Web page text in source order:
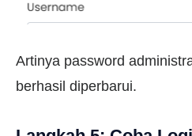
Artinya password
berhasil diperbarui.